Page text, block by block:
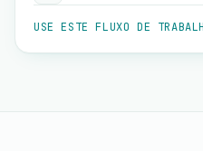
USE ESTE FLUXO DE